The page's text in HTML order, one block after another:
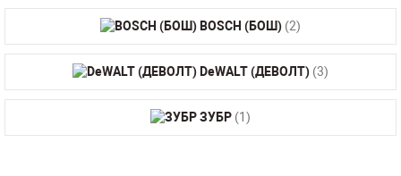
BOSCH (БОШ) (2)
DeWALT (ДЕВОЛТ) (3)
ЗУБР (1)